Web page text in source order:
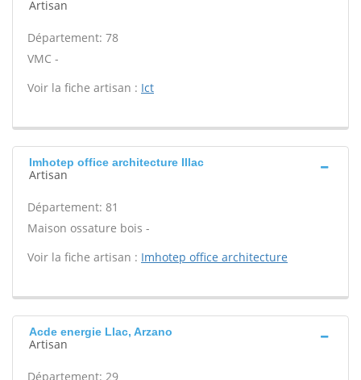
Artisan
Département: 78
VMC -
Voir la fiche artisan : Ict
Imhotep office architecture Illac
Artisan
Département: 81
Maison ossature bois -
Voir la fiche artisan : Imhotep office architecture
Acde energie Llac, Arzano
Artisan
Département: 29